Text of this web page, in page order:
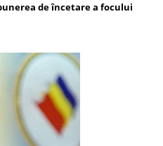
de încetare a focului